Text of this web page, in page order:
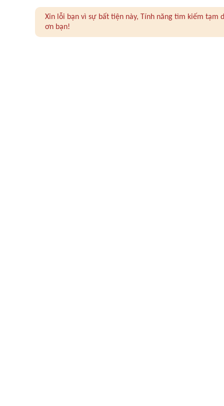
Xin lỗi bạn vì sự bất tiện này, Tính năng tìm kiếm
ơn bạn!